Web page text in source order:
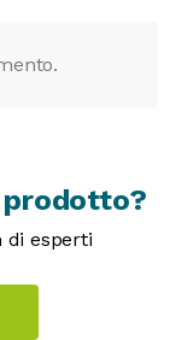
prodotto?
di esperti